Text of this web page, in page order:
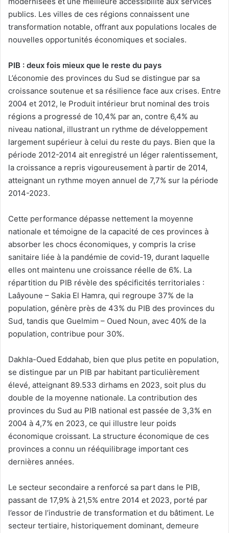
publics. Les villes de ces régions connaissent une
transformation notable, offrant aux populations locales de
nouvelles opportunités économiques et sociales.
PIB : deux fois mieux que le reste du pays
L’économie des provinces du Sud se distingue par sa
croissance soutenue et sa résilience face aux crises. Entre
2004 et 2012, le Produit intérieur brut nominal des trois
régions a progressé de 10,4% par an, contre 6,4% au
niveau national, illustrant un rythme de développement
largement supérieur à celui du reste du pays. Bien que la
période 2012-2014 ait enregistré un léger ralentissement,
la croissance a repris vigoureusement à partir de 2014,
atteignant un rythme moyen annuel de 7,7% sur la période
2014-2023.
Cette performance dépasse nettement la moyenne
nationale et témoigne de la capacité de ces provinces à
absorber les chocs économiques, y compris la crise
sanitaire liée à la pandémie de covid-19, durant laquelle
elles ont maintenu une croissance réelle de 6%. La
répartition du PIB révèle des spécificités territoriales :
Laâyoune – Sakia El Hamra, qui regroupe 37% de la
population, génère près de 43% du PIB des provinces du
Sud, tandis que Guelmim – Oued Noun, avec 40% de la
population, contribue pour 30%.
Dakhla-Oued Eddahab, bien que plus petite en population,
se distingue par un PIB par habitant particulièrement
élevé, atteignant 89.533 dirhams en 2023, soit plus du
double de la moyenne nationale. La contribution des
provinces du Sud au PIB national est passée de 3,3% en
2004 à 4,7% en 2023, ce qui illustre leur poids
économique croissant. La structure économique de ces
provinces a connu un rééquilibrage important ces
dernières années.
Le secteur secondaire a renforcé sa part dans le PIB,
passant de 17,9% à 21,5% entre 2014 et 2023, porté par
l’essor de l’industrie de transformation et du bâtiment. Le
secteur tertiaire, historiquement dominant, demeure